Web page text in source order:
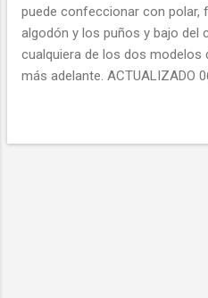
puede confeccionar con polar,
algodón y los puños y bajo del
cualquiera de los dos
más adelante. ACTUALIZADO
compra en Burda.com